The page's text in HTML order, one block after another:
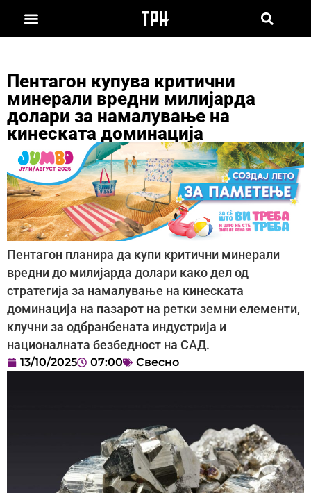
Пентагон купува критични
минерали вредни милијарда
долари за намалување на
кинеската доминација
Пентагон планира да купи критични минерали
вредни до милијарда долари како дел од
стратегија за намалување на кинеската
доминација на пазарот на ретки земни елементи,
клучни за одбранбената индустрија и
националната безбедност на САД.
13/10/2025 07:00 Свесно